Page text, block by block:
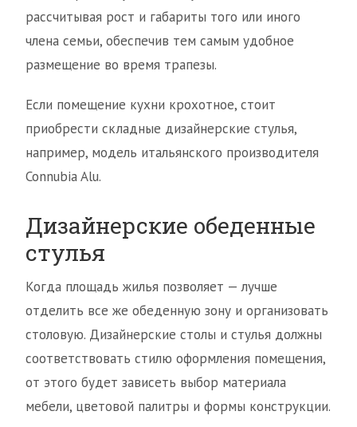
рассчитывая рост и габариты того или иного
члена семьи, обеспечив тем самым удобное
размещение во время трапезы.
Если помещение кухни крохотное, стоит
приобрести складные дизайнерские стулья,
например, модель итальянского производителя
Connubia Alu.
Дизайнерские обеденные
стулья
Когда площадь жилья позволяет — лучше
отделить все же обеденную зону и организовать
столовую. Дизайнерские столы и стулья должны
соответствовать стилю оформления помещения,
от этого будет зависеть выбор материала
мебели, цветовой палитры и формы конструкции.